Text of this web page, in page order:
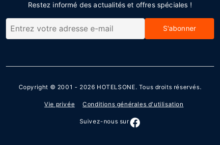
Restez informé des actualités et offres spéciales !
S'abonner
Copyright © 2001 - 2026 HOTELSONE. Tous droits réservés.
Vie privée Conditions générales d'utilisation
Suivez-nous sur